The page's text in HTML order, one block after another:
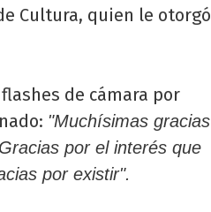
Cultura, quien le otorgó
de cámara por
"Muchísimas gracias
por el interés que
por existir".